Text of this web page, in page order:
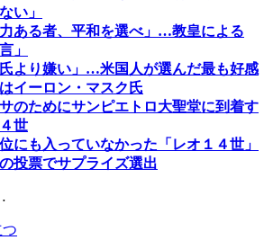
い」
力ある者、平和を選べ」…教皇による
」
氏より嫌い」…米国人が選んだ最も好感
イーロン・マスク氏
サのためにサンピエトロ大聖堂に到着す
世
にも入っていなかった「レオ１４世」
投票でサプライズ選出